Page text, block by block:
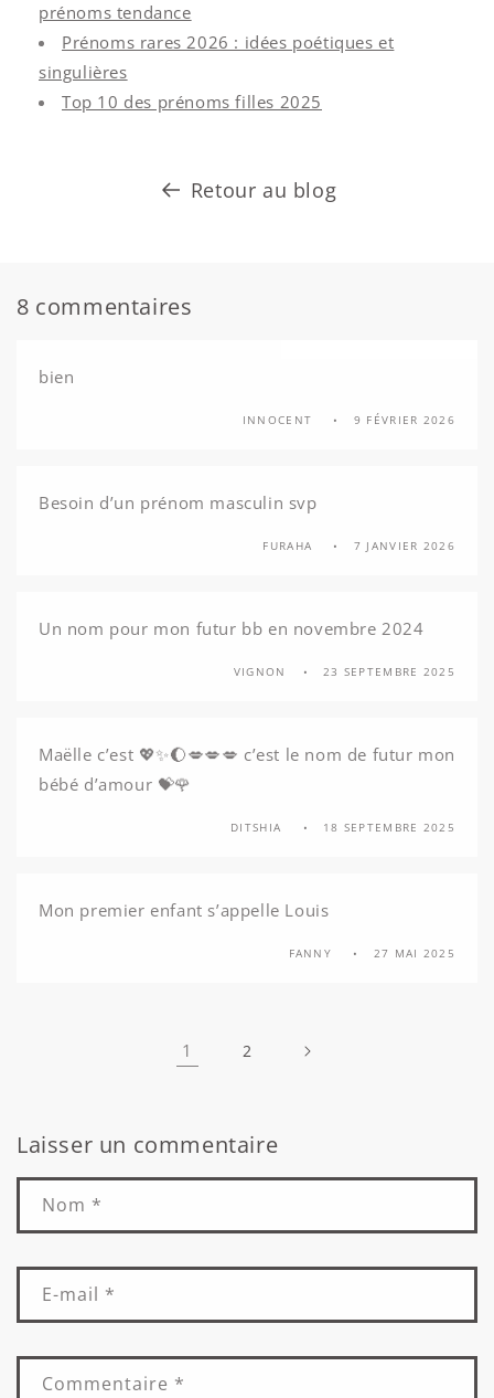
prénoms tendance
Prénoms rares 2026 : idées poétiques et
singulières
Top 10 des prénoms filles 2025
Retour au blog
8 commentaires
bien
INNOCENT 9 FÉVRIER 2026
Besoin d’un prénom masculin svp
FURAHA 7 JANVIER 2026
Un nom pour mon futur bb en novembre 2024
VIGNON 23 SEPTEMBRE 2025
Maëlle c’est 💖✨🌔💋💋💋 c’est le nom de futur mon
bébé d’amour 💝🌹
DITSHIA 18 SEPTEMBRE 2025
Mon premier enfant s’appelle Louis
FANNY 27 MAI 2025
1 2
Laisser un commentaire
Nom *
E-mail *
Commentaire *